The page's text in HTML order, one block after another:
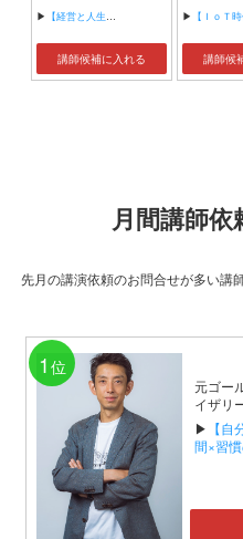
▶ 【経営と人生がHappyになる3つのキーワード】
講師候補に入れる
▶ 【ＩｏＴ時代にニッポンの製造業が一気に抜け出す！！ ～世界トップシェアのセンサー
講師候
月間講師
先月の講演依頼のお問合せが多い講
1 位
元ゴー
イザリ
▶ 【
間×習